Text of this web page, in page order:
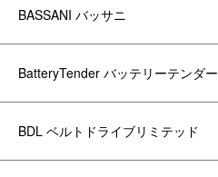
BASSANI バッサニ
BatteryTender バッテリーテンダー
BDL ベルトドライブリミテッド